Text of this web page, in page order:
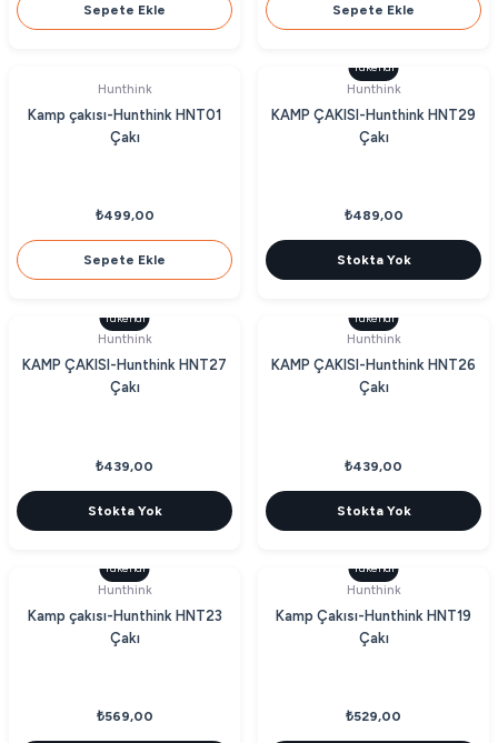
Sepete Ekle Sepete Ekle
Hunthink
Kamp çakısı-Hunthink HNT01
Çakı
₺499,00
Sepete Ekle
Tükendi
Hunthink
KAMP ÇAKISI-Hunthink HNT29
Çakı
₺489,00
Stokta Yok
Tükendi
Hunthink
KAMP ÇAKISI-Hunthink HNT27
Çakı
₺439,00
Stokta Yok
Tükendi
Hunthink
KAMP ÇAKISI-Hunthink HNT26
Çakı
₺439,00
Stokta Yok
Tükendi
Hunthink
Kamp çakısı-Hunthink HNT23
Çakı
₺569,00
Tükendi
Hunthink
Kamp Çakısı-Hunthink HNT19
Çakı
₺529,00